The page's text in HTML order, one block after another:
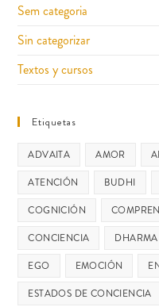
Sem categoria
Sin categorizar
Textos y cursos
Etiquetas
ADVAITA AMOR
ATENCIÓN
BUDHI
COGNICIÓN
CONCIENCIA
DHARMA
EGO
EMOCIÓN
ESTADOS DE CONCIENCIA